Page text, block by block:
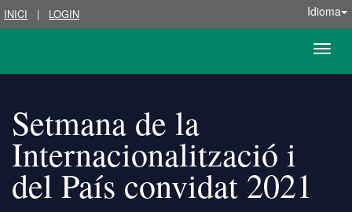
INICI | LOGIN Idioma
Toggle
Setmana de la
Internacionalització i
del País convidat 2021